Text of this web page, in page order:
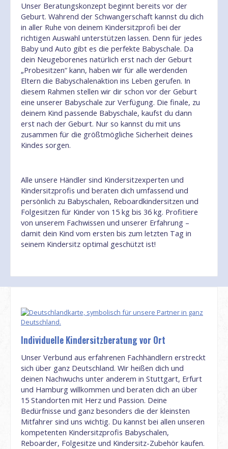
Unser Beratungskonzept beginnt bereits vor der
Geburt. Während der Schwangerschaft kannst du dich
in aller Ruhe von deinem Kindersitzprofi bei der
richtigen Auswahl unterstützen lassen. Denn für jedes
Baby und Auto gibt es die perfekte Babyschale. Da
dein Neugeborenes natürlich erst nach der Geburt
„Probesitzen“ kann, haben wir für alle werdenden
Eltern die Babyschalenaktion ins Leben gerufen. In
diesem Rahmen stellen wir dir schon vor der Geburt
eine unserer Babyschale zur Verfügung. Die finale, zu
deinem Kind passende Babyschale, kaufst du dann
erst nach der Geburt. Nur so kannst du mit uns
zusammen für die größtmögliche Sicherheit deines
Kindes sorgen.
Alle unsere Händler sind Kindersitzexperten und
Kindersitzprofis und beraten dich umfassend und
persönlich zu Babyschalen, Reboardkindersitzen und
Folgesitzen für Kinder von 15 kg bis 36 kg. Profitiere
von unserem Fachwissen und unserer Erfahrung –
damit dein Kind vom ersten bis zum letzten Tag in
seinem Kindersitz optimal geschützt ist!
Individuelle Kindersitzberatung vor Ort
Unser Verbund aus erfahrenen Fachhändlern erstreckt
sich über ganz Deutschland. Wir heißen dich und
deinen Nachwuchs unter anderem in Stuttgart, Erfurt
und Hamburg willkommen und beraten dich an über
15 Standorten mit Herz und Passion. Deine
Bedürfnisse und ganz besonders die der kleinsten
Mitfahrer sind uns wichtig. Du kannst bei allen unseren
kompetenten Kindersitzprofis Babyschalen,
Reboarder, Folgesitze und Kindersitz-Zubehör kaufen.